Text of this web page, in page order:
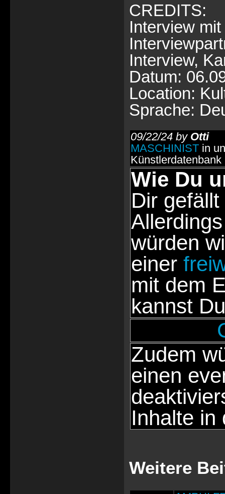
CREDITS:
Interview
Interview,
Datum:
Location:
Sprache:
09/22/24 by Otti
MASCHINISTin
Künstlerdatenbank
Wie Du
Dir
würden
einer
mit dem
kannst
Zudem
einen
Inhalte in
Weitere